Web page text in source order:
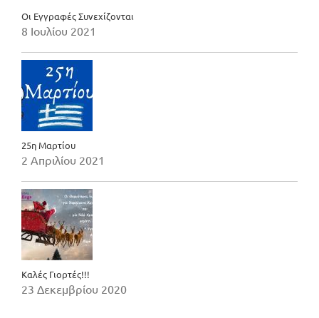
Οι Εγγραφές Συνεχίζονται
8 Ιουλίου 2021
25η Μαρτίου
2 Απριλίου 2021
Καλές Γιορτές!!!
23 Δεκεμβρίου 2020